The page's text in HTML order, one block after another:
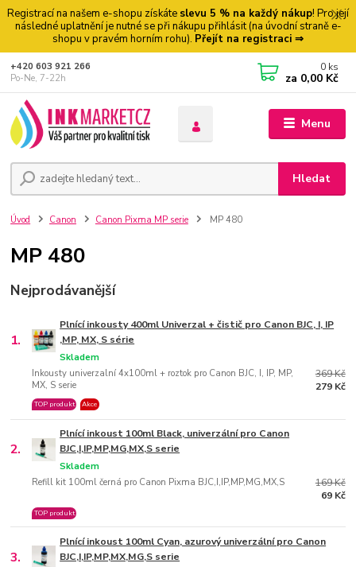
Registrací na našem e-shopu získáte slevu 5 % na každý nákup! Pro její
následné uplatnění je nutné se při nákupu přihlásit (na úvodní straně e-
shopu v pravém horním rohu). Přejít na registraci ⇒
Menu
Hledat
+420 603 921 266
Po-Ne, 7-22h
0 ks
za 0,00 Kč
Úvod Canon Canon Pixma MP serie MP 480
MP 480
Nejprodávanější
1.
Plnící inkousty 400ml Univerzal + čistič pro Canon BJC, I, IP
,MP, MX, S série
Inkousty univerzalní 4x100ml + roztok pro Canon BJC, I, IP, MP,
MX, S serie
Skladem
TOP produkt Akce
369 Kč
279 Kč
2.
Plnící inkoust 100ml Black, univerzální pro Canon
BJC,I,IP,MP,MG,MX,S serie
Refill kit 100ml černá pro Canon Pixma BJC,I,IP,MP,MG,MX,S
Skladem
TOP produkt
169 Kč
69 Kč
3.
Plnící inkoust 100ml Cyan, azurový univerzální pro Canon
BJC,I,IP,MP,MX,MG,S serie